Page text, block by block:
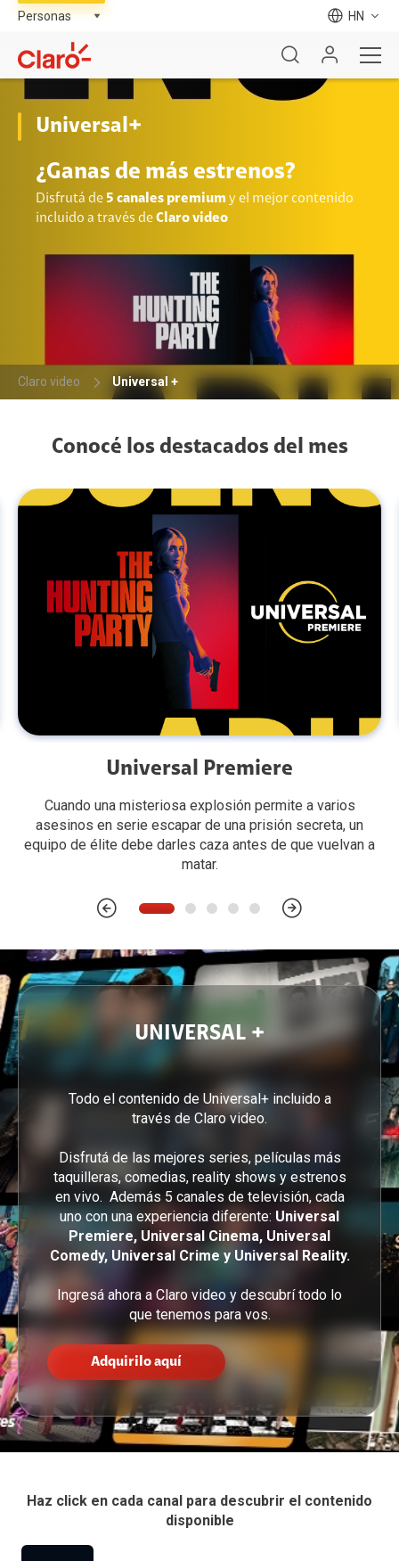
HN
Universal+
¿Ganas de más estrenos?
Disfrutá de 5 canales premium y el mejor contenido
incluido a través deClaro video
Claro video Universal +
Conocé los destacados del mes
Universal Premiere
Cuando una misteriosa explosión permite a varios
asesinos en serie escapar de una prisión secreta, un
equipo de élite debe darles caza antes de que vuelvan a
matar.
UNIVERSAL +
Todo el contenido de Universal+ incluido a
través de Claro video.
Disfrutá de las mejores series, películas más
taquilleras, comedias, reality shows y estrenos
en vivo. Además 5 canales de televisión, cada
uno con una experiencia diferente: Universal
Premiere, Universal Cinema, Universal
Comedy, Universal Crime y Universal Reality.
Ingresá ahora a Claro video y descubrí todo lo
que tenemos para vos.
Adquirilo aquí
Haz click en cada canal para descubrir el contenido
disponible